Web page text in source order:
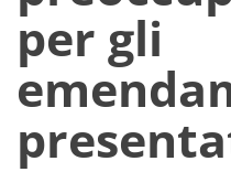
per gli